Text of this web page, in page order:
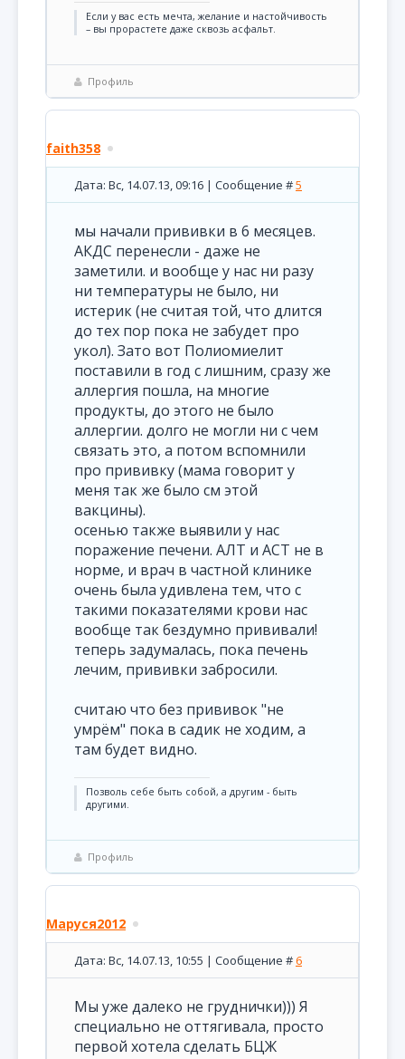
Если у вас есть мечта, желание и настойчивость
– вы прорастете даже сквозь асфальт.
Профиль
faith358
Дата: Вс, 14.07.13, 09:16 | Сообщение #5
мы начали прививки в 6 месяцев.
АКДС перенесли - даже не
заметили. и вообще у нас ни разу
ни температуры не было, ни
истерик (не считая той, что длится
до тех пор пока не забудет про
укол). Зато вот Полиомиелит
поставили в год с лишним, сразу же
аллергия пошла, на многие
продукты, до этого не было
аллергии. долго не могли ни с чем
связать это, а потом вспомнили
про прививку (мама говорит у
меня так же было см этой
вакцины).
осенью также выявили у нас
поражение печени. АЛТ и АСТ не в
норме, и врач в частной клинике
очень была удивлена тем, что с
такими показателями крови нас
вообще так бездумно прививали!
теперь задумалась, пока печень
лечим, прививки забросили.
считаю что без прививок "не
умрём" пока в садик не ходим, а
там будет видно.
Позволь себе быть собой, а другим - быть
другими.
Профиль
Маруся2012
Дата: Вс, 14.07.13, 10:55 | Сообщение #6
Мы уже далеко не груднички))) Я
специально не оттягивала, просто
первой хотела сделать БЦЖ